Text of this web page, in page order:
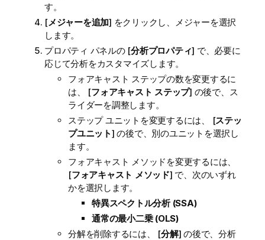
す。
[メジャーを追加] をクリックし、メジャーを選択
します。
プロパティ パネルの [分析プロパティ] で、必要に
応じて分析をカスタマイズします。
フォアキャスト ステップの数を変更するに
は、 [フォアキャスト ステップ] の後で、ス
ライダーを調整します。
ステップ ユニットを変更するには、 [ステッ
プユニット] の後で、別のユニットを選択し
ます。
フォアキャスト メソッドを変更するには、
[フォアキャスト メソッド] で、次のいずれ
かを選択します。
特異スペクトル分析 (SSA)
通常の最小二乗 (OLS)
分解を削除するには、 [分解] の後で、分析